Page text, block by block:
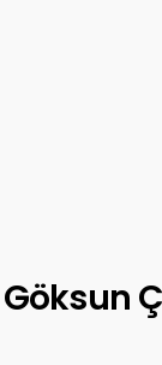
Göksun